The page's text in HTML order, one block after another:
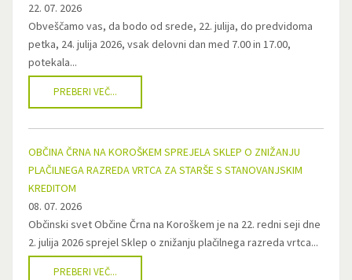
22. 07. 2026
Obveščamo vas, da bodo od srede, 22. julija, do predvidoma
petka, 24. julija 2026, vsak delovni dan med 7.00 in 17.00,
potekala...
PREBERI VEČ...
OBČINA ČRNA NA KOROŠKEM SPREJELA SKLEP O ZNIŽANJU
PLAČILNEGA RAZREDA VRTCA ZA STARŠE S STANOVANJSKIM
KREDITOM
08. 07. 2026
Občinski svet Občine Črna na Koroškem je na 22. redni seji dne
2. julija 2026 sprejel Sklep o znižanju plačilnega razreda vrtca...
PREBERI VEČ...